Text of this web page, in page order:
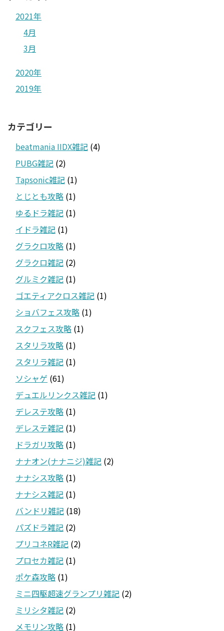
2021年
4月
3月
2020年
2019年
カテゴリー
beatmania IIDX雑記 (4)
PUBG雑記 (2)
Tapsonic雑記 (1)
とじとも攻略 (1)
ゆるドラ雑記 (1)
イドラ雑記 (1)
グラクロ攻略 (1)
グラクロ雑記 (2)
グルミク雑記 (1)
ゴエティアクロス雑記 (1)
ショバフェス攻略 (1)
スクフェス攻略 (1)
スタリラ攻略 (1)
スタリラ雑記 (1)
ソシャゲ (61)
デュエルリンクス雑記 (1)
デレステ攻略 (1)
デレステ雑記 (1)
ドラガリ攻略 (1)
ナナオン(ナナニジ)雑記 (2)
ナナシス攻略 (1)
ナナシス雑記 (1)
バンドリ雑記 (18)
パズドラ雑記 (2)
プリコネR雑記 (2)
プロセカ雑記 (1)
ポケ森攻略 (1)
ミニ四駆超速グランプリ雑記 (2)
ミリシタ雑記 (2)
メモリン攻略 (1)